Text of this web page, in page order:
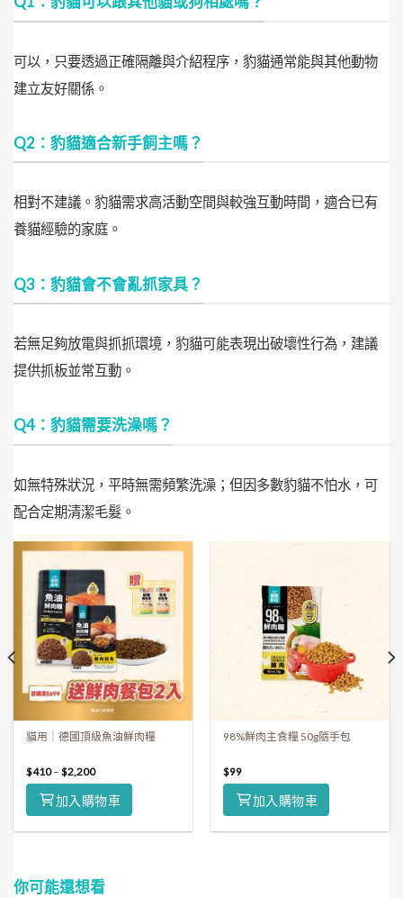
可以，只要透過正確隔離與介紹程序，豹貓通常能與其他動物
建立友好關係。
Q2：豹貓適合新手飼主嗎？
相對不建議。豹貓需求高活動空間與較強互動時間，適合已有
養貓經驗的家庭。
Q3：豹貓會不會亂抓家具？
若無足夠放電與抓抓環境，豹貓可能表現出破壞性行為，建議
提供抓板並常互動。
Q4：豹貓需要洗澡嗎？
如無特殊狀況，平時無需頻繁洗澡；但因多數豹貓不怕水，可
配合定期清潔毛髮。
貓用｜德國頂級魚油鮮肉糧
$410–$2,200
加入購物車
98%鮮肉主食糧 50g隨手包
$99
加入購物車
你可能還想看